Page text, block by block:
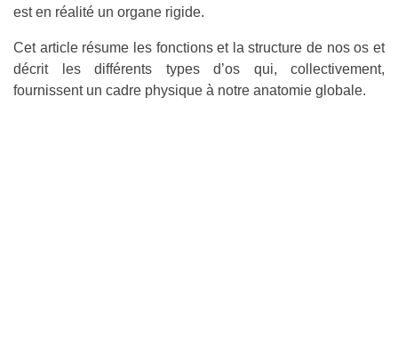
est en réalité un organe rigide.
Cet article résume les fonctions et la structure de nos os et
décrit les différents types d’os qui, collectivement,
fournissent un cadre physique à notre anatomie globale.